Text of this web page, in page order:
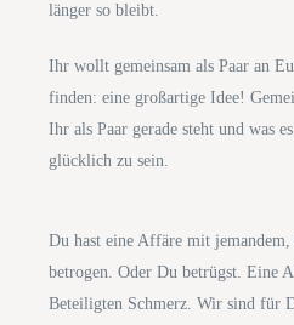
länger so bleibt.
Ihr wollt gemeinsam als Paar an
finden: eine großartige Idee!
Ihr als Paar gerade steht und was
glücklich zu sein.
Du hast eine Affäre mit
betrogen. Oder Du betrügst. Eine
Beteiligten Schmerz. Wir sind für